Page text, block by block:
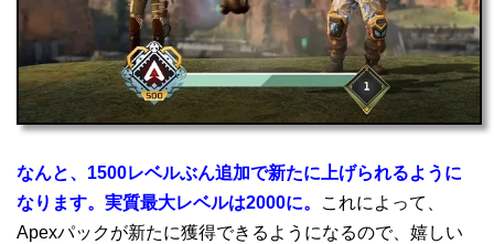
なんと、1500レベルぶん追加で新たに上げられるように
なります。実質最大レベルは2000に。
これによって、
Apexパックが新たに獲得できるようになるので、嬉しい